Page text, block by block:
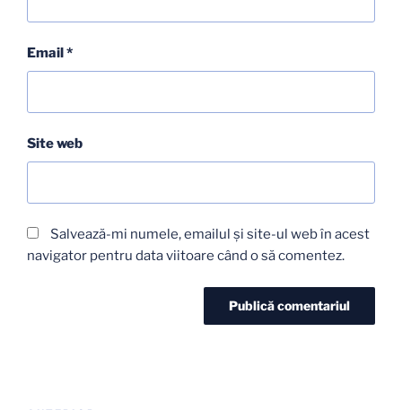
Email *
Site web
Salvează-mi numele, emailul și site-ul web în acest
navigator pentru data viitoare când o să comentez.
Navigare